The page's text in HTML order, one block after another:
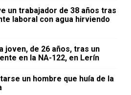
un trabajador de 38 años tras
laboral con agua hirviendo
joven, de 26 años, tras un
en la NA-122, en Lerín
un hombre que huía de la